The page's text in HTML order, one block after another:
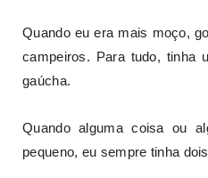
Quando eu era mais moço,
campeiros. Para tudo, tinha
gaúcha.
Quando alguma coisa ou
pequeno, eu sempre tinha